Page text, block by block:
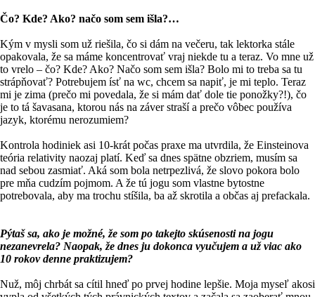
Čo? Kde? Ako? načo som sem išla?…
Kým v mysli som už riešila, čo si dám na večeru, tak lektorka stále
opakovala, že sa máme koncentrovať vraj niekde tu a teraz. Vo mne už
to vrelo – čo? Kde? Ako? Načo som sem išla? Bolo mi to treba sa tu
strápňovať? Potrebujem ísť na wc, chcem sa napiť, je mi teplo. Teraz
mi je zima (prečo mi povedala, že si mám dať dole tie ponožky?!), čo
je to tá šavasana, ktorou nás na záver straší a prečo vôbec používa
jazyk, ktorému nerozumiem?
Kontrola hodiniek asi 10-krát počas praxe ma utvrdila, že Einsteinova
teória relativity naozaj platí. Keď sa dnes spätne obzriem, musím sa
nad sebou zasmiať. Aká som bola netrpezlivá, že slovo pokora bolo
pre mňa cudzím pojmom. A že tú jogu som vlastne bytostne
potrebovala, aby ma trochu stíšila, ba až skrotila a občas aj prefackala.
Pýtaš sa, ako je možné, že som po takejto skúsenosti na jogu
nezanevrela? Naopak, že dnes ju dokonca vyučujem a už viac ako
10 rokov denne praktizujem?
Nuž, môj chrbát sa cítil hneď po prvej hodine lepšie. Moja myseľ akosi